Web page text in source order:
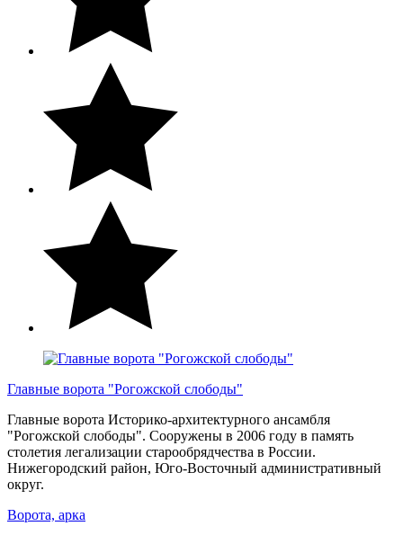
Главные ворота "Рогожской слободы"
Главные ворота Историко-архитектурного ансамбля
"Рогожской слободы". Сооружены в 2006 году в память
столетия легализации старообрядчества в России.
Нижегородский район, Юго-Восточный административный
округ.
Ворота, арка